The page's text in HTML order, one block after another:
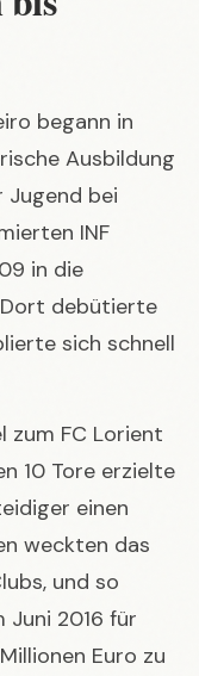
begann in
Ausbildung
Jugend bei
INF
in die
Dort debütierte
sich schnell
zum FC Lorient
10 Tore erzielte
einen
weckten das
und so
Juni 2016 für
Euro zu